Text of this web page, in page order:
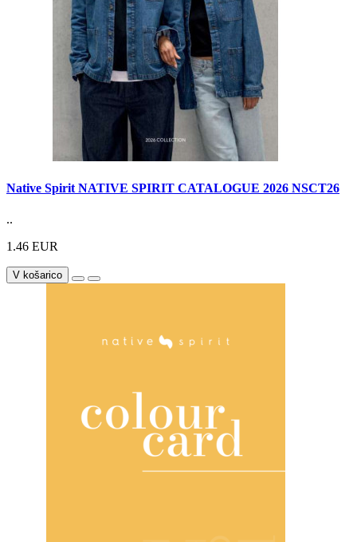
Native Spirit NATIVE SPIRIT CATALOGUE 2026 NSCT26
..
1.46 EUR
V košarico